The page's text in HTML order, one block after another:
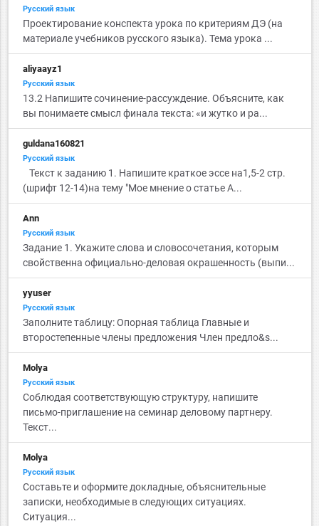
Русский язык
Проектирование конспекта урока по критериям ДЭ (на
материале учебников русского языка). Тема урока ...
aliyaayz1
Русский язык
13.2 Напишите сочинение-рассуждение. Объясните, как
вы понимаете смысл финала текста: «и жутко и ра...
guldana160821
Русский язык
Текст к заданию 1. Напишите краткое эссе на1,5-2 стр.
(шрифт 12-14)на тему "Мое мнение о статье А...
Ann
Русский язык
Задание 1. Укажите слова и словосочетания, которым
свойственна официально-деловая окрашенность (выпи...
yyuser
Русский язык
Заполните таблицу: Опорная таблица Главные и
второстепенные члены предложения Член предло&s...
Molya
Русский язык
Соблюдая соответствующую структуру, напишите
письмо-приглашение на семинар деловому партнеру.
Текст...
Molya
Русский язык
Составьте и оформите докладные, объяснительные
записки, необходимые в следующих ситуациях.
Ситуация...